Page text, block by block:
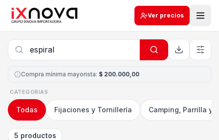
Ver precios
Compra mínima mayorista: $ 200.000,00
CATEGORIAS
Todas Fijaciones y Tornillería Camping, Parrilla y
5 productos